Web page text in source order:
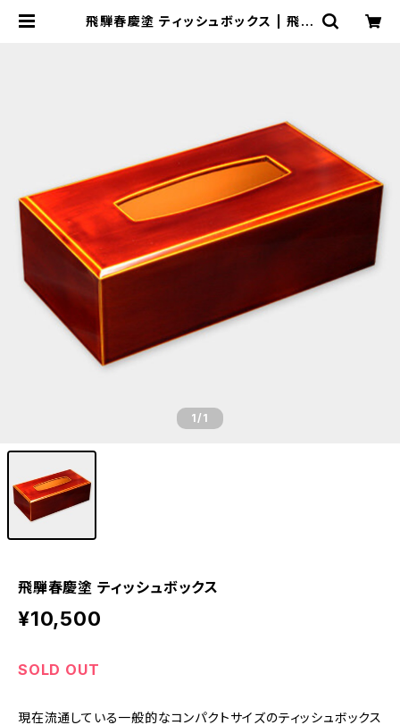
飛騨春慶塗 ティッシュボックス | 飛騨
1/1
飛騨春慶塗 ティッシュボックス
¥10,500
SOLD OUT
現在流通している一般的なコンパクトサイズのティッシュボックス